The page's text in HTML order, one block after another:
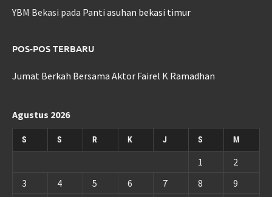
YBM Bekasi pada Panti asuhan bekasi timur
POS-POS TERBARU
Jumat Berkah Bersama Aktor Fairel K Ramadhan
Agustus 2026
S S R K J S M
1
2
3
4 5 6 7 8
9